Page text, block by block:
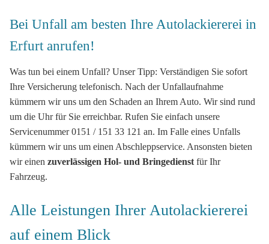
Bei Unfall am besten Ihre Autolackiererei in
Erfurt anrufen!
Was tun bei einem Unfall? Unser Tipp: Verständigen Sie sofort
Ihre Versicherung telefonisch. Nach der Unfallaufnahme
kümmern wir uns um den Schaden an Ihrem Auto. Wir sind rund
um die Uhr für Sie erreichbar. Rufen Sie einfach unsere
Servicenummer 0151 / 151 33 121 an. Im Falle eines Unfalls
kümmern wir uns um einen Abschleppservice. Ansonsten bieten
wir einen zuverlässigen Hol- und Bringedienst für Ihr
Fahrzeug.
Alle Leistungen Ihrer Autolackiererei
auf einem Blick